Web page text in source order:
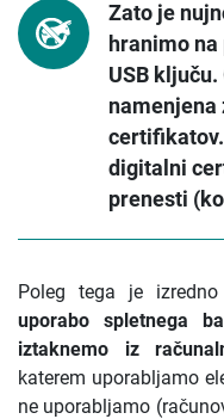
Zato je
hranimo
USB
digitalni
prenesti
Poleg tega je
uporabo spletnega
iztaknemo iz
katerem uporabljamo
ne uporabljamo